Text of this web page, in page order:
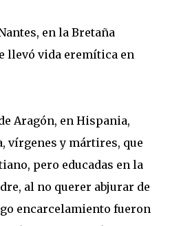
en la Bretaña
llevó vida eremítica en
Aragón, en Hispania,
vírgenes y mártires, que
pero educadas en la
al no querer abjurar de
encarcelamiento fueron